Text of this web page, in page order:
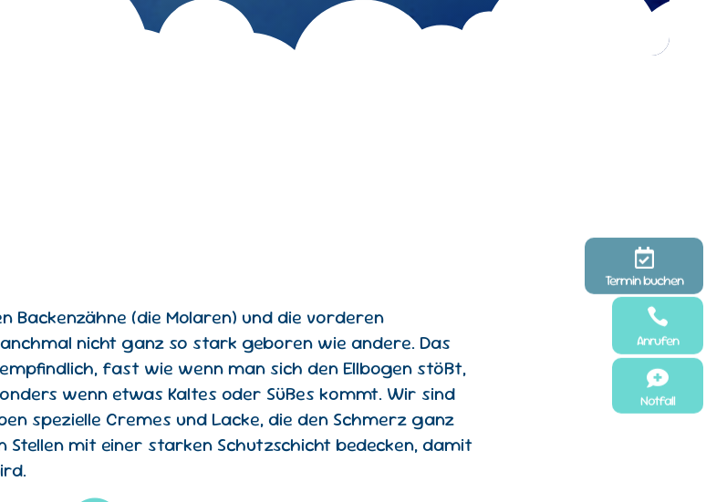
Backenzähne (die Molaren) und die vorderen
nicht ganz so stark geboren wie andere. Das
empfindlich, fast wie wenn man sich den Ellbogen stößt,
wenn etwas Kaltes oder Süßes kommt. Wir sind
spezielle Cremes und Lacke, die den Schmerz ganz
Stellen mit einer starken Schutzschicht bedecken, damit

Termin buchen

Anrufen

Notfall